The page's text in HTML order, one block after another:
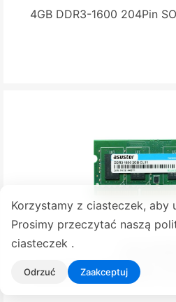
Korzystamy z ciasteczek, aby
Prosimy przeczytać naszą
ciasteczek .
Odrzuć Zaakceptuj
4GB DDR3-1600 204Pin
2GB DDR3-1600 204Pin